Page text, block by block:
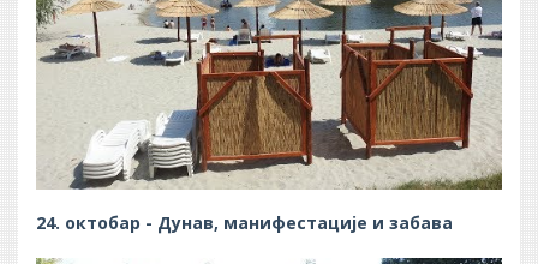
24. октобар - Дунав, манифестације и забава